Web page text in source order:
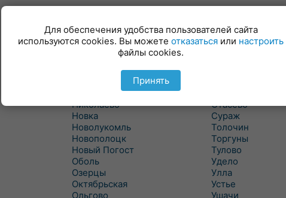
Ляды
Межа
Межево
Мишневичи
Николаево
Новка
Новолукомль
Новополоцк
Новый Погост
Оболь
Озерцы
Октябрьская
Ольгово
Сенно
Ситцы
Славени
Стасево
Сураж
Толочин
Торгуны
Тулово
Удело
Улла
Устье
Ушачи
Для обеспечения удобства пользователей сайта
используются cookies. Вы можете отказаться или настроить
файлы cookies.
Принять